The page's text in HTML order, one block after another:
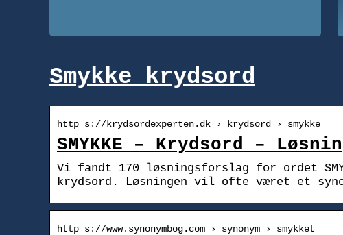
Smykke krydsord
http s://krydsordexperten.dk › krydsord › smykke
SMYKKE – Krydsord –
Vi fandt 170 løsningsforslag for ordet
krydsord. Løsningen vil ofte været et
http s://www.synonymbog.com › synonym › smykket